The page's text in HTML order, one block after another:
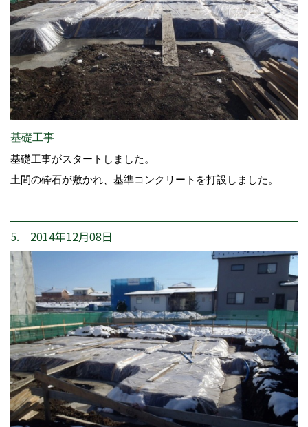
基礎工事
基礎工事がスタートしました。
土間の砕石が敷かれ、基準コンクリートを打設しました。
5. 2014年12月08日